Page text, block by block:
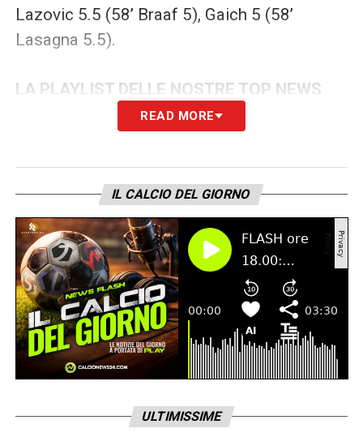
Lazovic 5.5 (58’ Braaf 5), Gaich 5 (58’
Lasagna 5.5).
LA PLAYLIST DELLE NOSTRE TOP NEWS
READ MORE
IL CALCIO DEL GIORNO
ULTIMISSIME